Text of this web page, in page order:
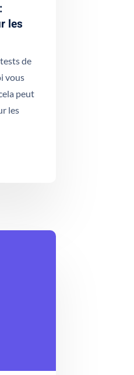
les
de
vous
peut
les